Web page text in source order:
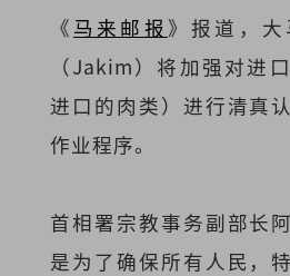
《 马来邮报》报道，
（Jakim）将加强对进
进口的肉类）进行清真
作业程序。
首相署宗教事务副部长
是为了确保所有人民，